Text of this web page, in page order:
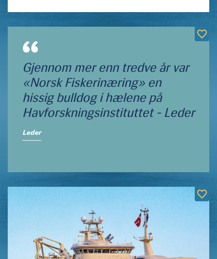
Gjennom mer enn tredve år var
«Norsk Fiskerinæring» en
hissig bulldog i hælene på
Havforskningsinsti­tuttet - Leder
Leder